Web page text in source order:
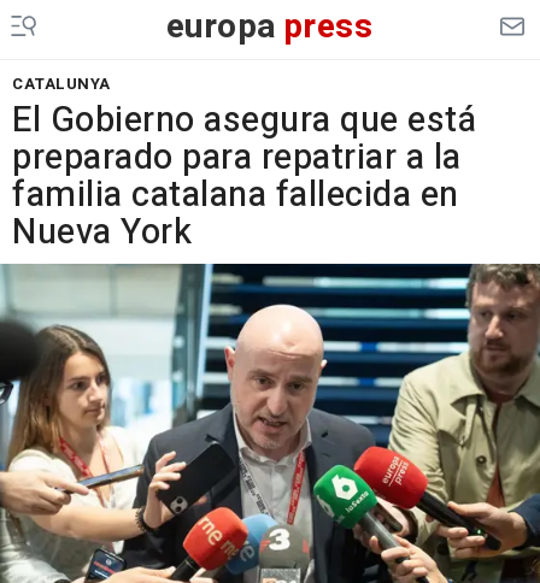
europa press
CATALUNYA
El Gobierno asegura que está
preparado para repatriar a la
familia catalana fallecida en
Nueva York